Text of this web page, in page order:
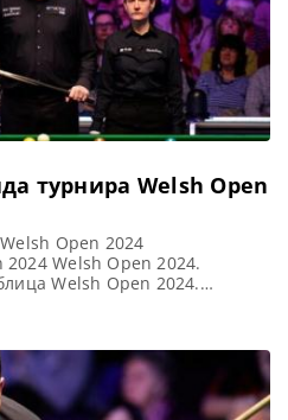
турнира Welsh Open
Open 2024
Welsh Open 2024.
Welsh Open 2024.
и опросы Welsh
раунда рейтингового турнира